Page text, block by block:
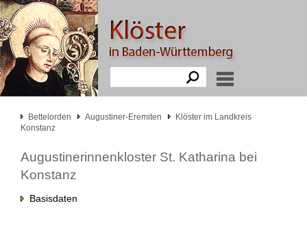
Bettelorden Augustiner-Eremiten
Klöster im Landkreis
Konstanz
Augustinerinnenkloster St. Katharina bei
Konstanz
Basisdaten